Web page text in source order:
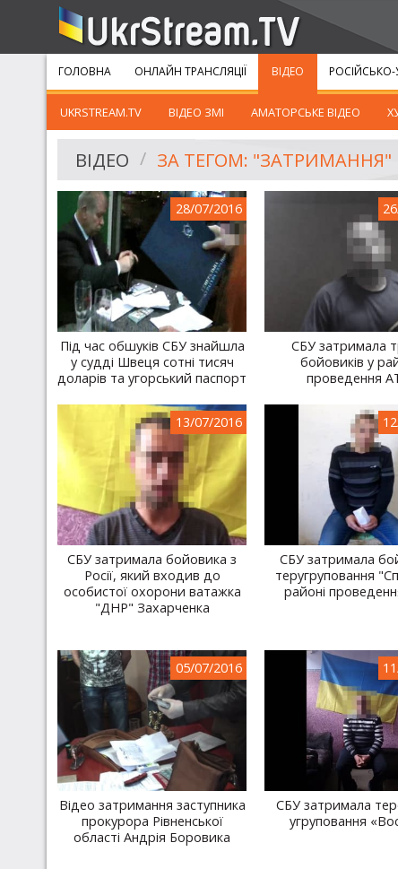
ГОЛОВНА ОНЛАЙН ТРАНСЛЯЦІЇ ВІДЕО
UKRSTREAM.TV ВІДЕО ЗМІ АМАТОРСЬКЕ ВІДЕО
РОСІЙСЬКО-
ВІДЕО ЗА ТЕГОМ: "ЗАТРИМАННЯ"
28/07/2016
Під час обшуків СБУ знайшла
у судді Швеця сотні тисяч
доларів та угорський паспорт
СБУ затримала
бойовиків у
проведення
13/07/2016
СБУ затримала бойовика з
Росії, який входив до
особистої охорони ватажка
"ДНР" Захарченка
СБУ затримала
теругруповання
районі
05/07/2016
Відео затримання заступника
прокурора Рівненської
області Андрія Боровика
СБУ затримала
угруповання